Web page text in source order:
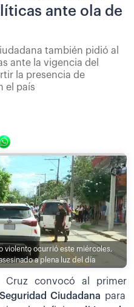
ante ola de
también pidió al
ante la vigencia del
la presencia de
el país
violento ocurrió este miércoles,
a plena luz del día
Cruz convocó al primer
Ciudadana para